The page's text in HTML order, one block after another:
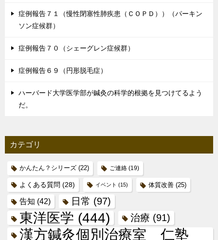
症例報告７１（慢性閉塞性肺疾患（ＣＯＰＤ））（パーキン
ソン症候群）
症例報告７０（シェーグレン症候群）
症例報告６９（円形脱毛症）
ハーバード大学医学部が鍼灸の科学的根拠を見つけてるよう
だ。
カテゴリ
かんたん？シリーズ (22) ご連絡 (19)
よくある質問 (28) イベント (15) 体質改善 (25)
告知 (42) 日常 (97)
東洋医学 (444) 治療 (91)
漢方鍼灸個別治療室 仁塾